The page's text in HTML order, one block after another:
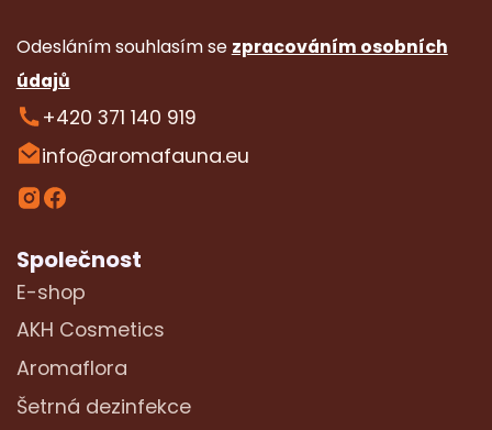
Společnost
E-shop
AKH Cosmetics
Aromaflora
Šetrná dezinfekce
Odesláním souhlasím se zpracováním osobních
údajů
+420 371 140 919
info@aromafauna.eu